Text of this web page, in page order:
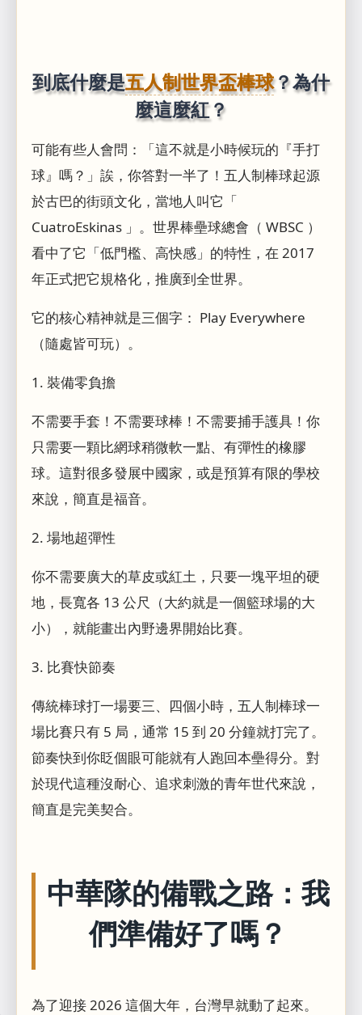
到底什麼是五人制世界盃棒球？為什
麼這麼紅？
可能有些人會問：「這不就是小時候玩的『手打
球』嗎？」誒，你答對一半了！五人制棒球起源
於古巴的街頭文化，當地人叫它「
CuatroEskinas 」。世界棒壘球總會（ WBSC ）
看中了它「低門檻、高快感」的特性，在 2017
年正式把它規格化，推廣到全世界。
它的核心精神就是三個字： Play Everywhere
（隨處皆可玩）。
1. 裝備零負擔
不需要手套！不需要球棒！不需要捕手護具！你
只需要一顆比網球稍微軟一點、有彈性的橡膠
球。這對很多發展中國家，或是預算有限的學校
來說，簡直是福音。
2. 場地超彈性
你不需要廣大的草皮或紅土，只要一塊平坦的硬
地，長寬各 13 公尺（大約就是一個籃球場的大
小），就能畫出內野邊界開始比賽。
3. 比賽快節奏
傳統棒球打一場要三、四個小時，五人制棒球一
場比賽只有 5 局，通常 15 到 20 分鐘就打完了。
節奏快到你眨個眼可能就有人跑回本壘得分。對
於現代這種沒耐心、追求刺激的青年世代來說，
簡直是完美契合。
中華隊的備戰之路：我
們準備好了嗎？
為了迎接 2026 這個大年，台灣早就動了起來。